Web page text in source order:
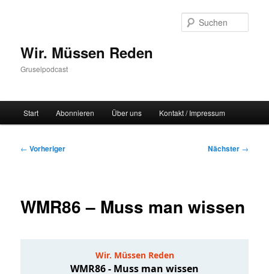
Wir. Müssen Reden
Gruselpodcast
Start Abonnieren Über uns Kontakt / Impressum
Beitragsnavigation
← Vorheriger Nächster →
WMR86 – Muss man wissen